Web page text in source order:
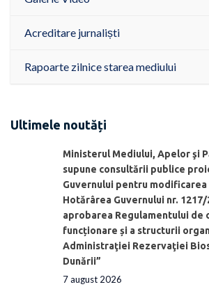
Acreditare jurnaliști
Rapoarte zilnice starea mediului
Ultimele noutăți
Ministerul Mediului, Apelor şi
supune consultării publice
Guvernului pentru modificarea
Hotărârea Guvernului nr.
aprobarea Regulamentului de
funcționare și a structurii
Administraţiei Rezervaţiei
Dunării”
7 august 2026